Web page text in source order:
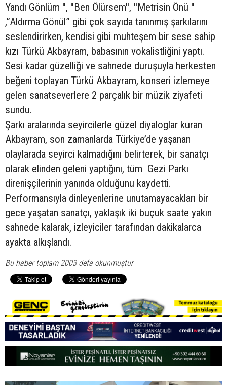
Yandı Gönlüm '', ''Ben Ölürsem'', ''Metrisin Önü ''
,”Aldırma Gönül” gibi çok sayıda tanınmış şarkılarını
seslendirirken, kendisi gibi muhteşem bir sese sahip
kızı Türkü Akbayram, babasının vokalistliğini yaptı.
Sesi kadar güzelliği ve sahnede duruşuyla herkesten
beğeni toplayan Türkü Akbayram, konseri izlemeye
gelen sanatseverlere 2 parçalık bir müzik ziyafeti
sundu.
Şarkı aralarında seyircilerle güzel diyaloglar kuran
Akbayram, son zamanlarda Türkiye’de yaşanan
olaylarada seyirci kalmadığını belirterek, bir sanatçı
olarak elinden geleni yaptığını, tüm Gezi Parkı
direnişçilerinin yanında olduğunu kaydetti.
Performansıyla dinleyenlerine unutamayacakları bir
gece yaşatan sanatçı, yaklaşık iki buçuk saate yakın
sahnede kalarak, izleyiciler tarafından dakikalarca
ayakta alkışlandı.
Bu haber toplam 2003 defa okunmuştur